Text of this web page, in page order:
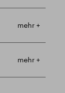
mehr +
mehr +